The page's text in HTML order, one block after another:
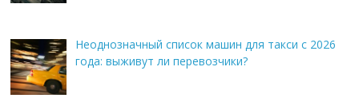
Неоднозначный список машин для такси с 2026
года: выживут ли перевозчики?